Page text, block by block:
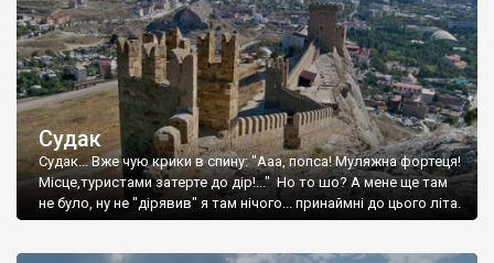
Судак
Судак... Вже чую крики в спину: "Ааа, попса! Муляжна фортеця!
Місце,туристами затерте до дір!..." Но то шо? А мене ще там
не було, ну не "дірявив" я там нічого... принаймні до цього літа.